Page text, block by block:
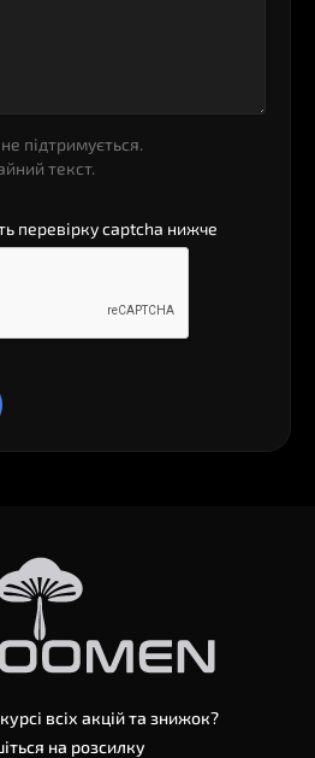
підтримується.
текст.
перевірку captcha нижче
всіх акцій та знижок?
на розсилку